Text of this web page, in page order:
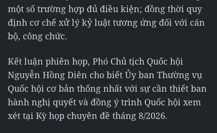
một số trường hợp đủ điều kiện; đồng thời quy
định cơ chế xử lý kỷ luật tương ứng đối với cán
bộ, công chức.
Kết luận phiên họp, Phó Chủ tịch Quốc hội
Nguyễn Hồng Diên cho biết Ủy ban Thường vụ
Quốc hội cơ bản thống nhất với sự cần thiết ban
hành nghị quyết và đồng ý trình Quốc hội xem
xét tại Kỳ họp chuyên đề tháng 8/2026.